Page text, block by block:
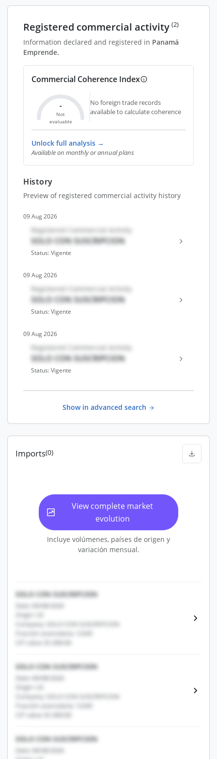
Registered commercial activity (2)
Information declared and registered in Panamá
Emprende.
Commercial Coherence Index
-
Not
evaluable
No foreign trade records
available to calculate coherence
Unlock full analysis →
Available on monthly or annual plans
History
Preview of registered commercial activity history
09 Aug 2026
Registered Commercial Activity
SOLO CON SUSCRIPCION
Status: Vigente
09 Aug 2026
Registered Commercial Activity
SOLO CON SUSCRIPCION
Status: Vigente
09 Aug 2026
Registered Commercial Activity
SOLO CON SUSCRIPCION
Status: Vigente
Show in advanced search
Imports(0)
View complete market
evolution
Incluye volúmenes, países de origen y
variación mensual.
SOLO CON SUSCRIPCION
Date: 09/08/2026
Origin: US
Company: SOLO CON SUSCRIPCION
Fracción arancelaria: 12345
CIF value: $1,000.00
SOLO CON SUSCRIPCION
Date: 09/08/2026
Origin: US
Company: SOLO CON SUSCRIPCION
Fracción arancelaria: 12345
CIF value: $1,000.00
SOLO CON SUSCRIPCION
Date: 09/08/2026